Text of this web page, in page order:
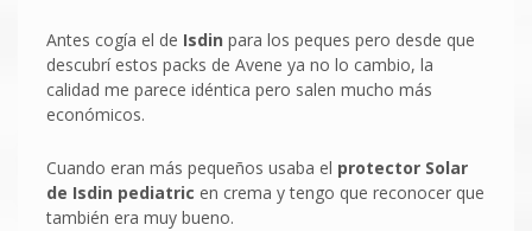
Antes cogía el de Isdin para los peques pero desde que
descubrí estos packs de Avene ya no lo cambio, la
calidad me parece idéntica pero salen mucho más
económicos.
Cuando eran más pequeños usaba el protector Solar
de Isdin pediatric en crema y tengo que reconocer que
también era muy bueno.